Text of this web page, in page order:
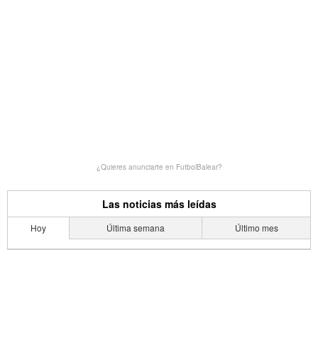
¿Quieres anunciarte en FutbolBalear?
Las noticias más leídas
Hoy Última semana Último mes